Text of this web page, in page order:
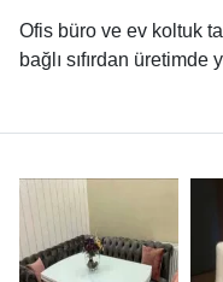
Ofis büro ve ev koltuk
bağlı sıfırdan üretimde